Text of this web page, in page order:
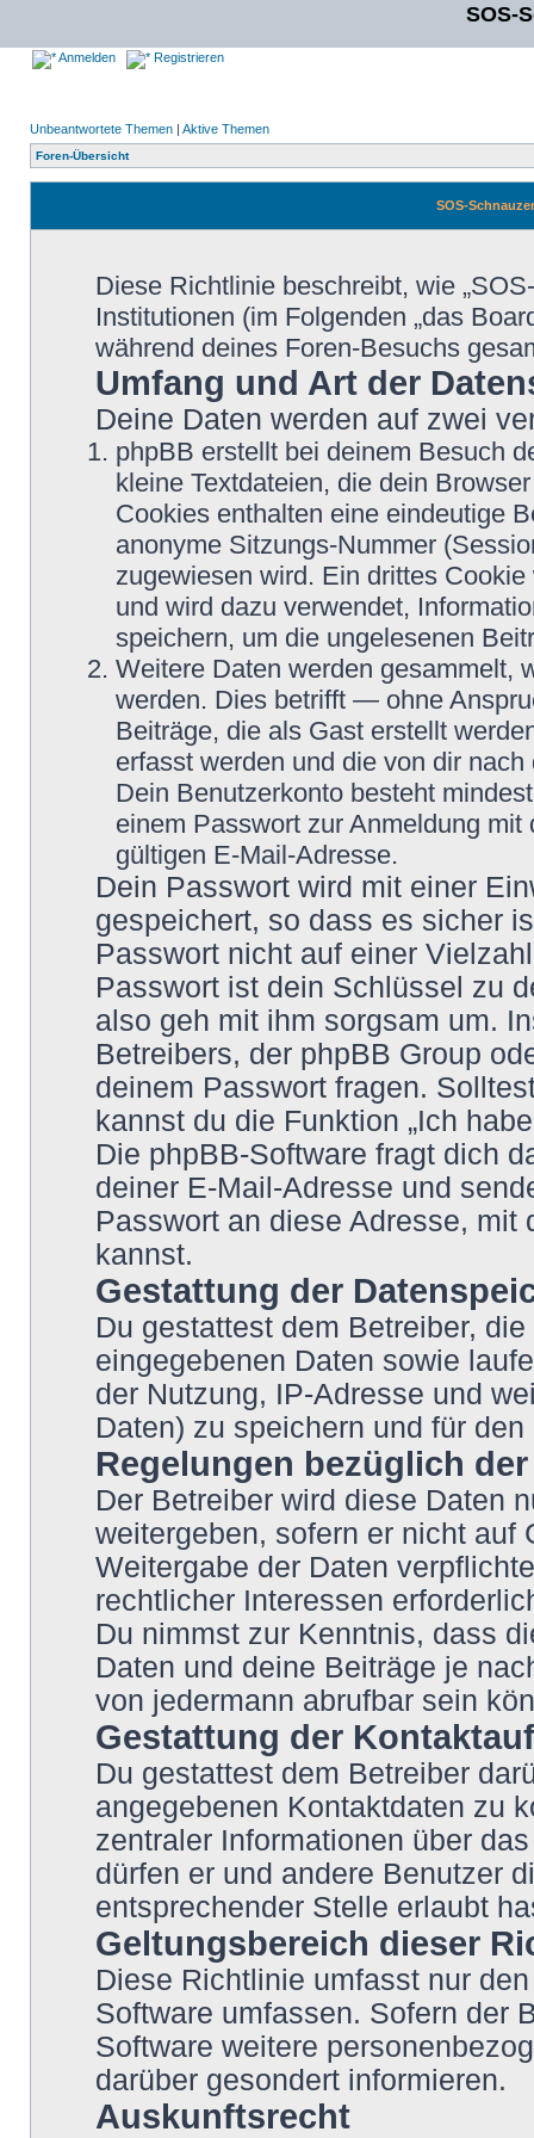
SOS-
Anmelden Registrieren
Unbeantwortete Themen | Aktive Themen
Foren-Übersicht
SOS-
Diese Richtlinie beschreibt, wie
Institutionen (im Folgenden „das
während deines Foren-Besuchs
Umfang und Art der
Deine Daten werden auf zwei
phpBB erstellt bei deinem Besuch
kleine Textdateien, die dein
Cookies enthalten eine eindeutige
anonyme Sitzungs-Nummer
zugewiesen wird. Ein drittes
und wird dazu verwendet,
speichern, um die ungelesenen
Weitere Daten werden gesammelt,
werden. Dies betrifft — ohne
Beiträge, die als Gast erstellt
erfasst werden und die von dir
Dein Benutzerkonto besteht
einem Passwort zur Anmeldung
gültigen E-Mail-Adresse.
Dein Passwort wird mit einer
gespeichert, so dass es sicher
Passwort nicht auf einer
Passwort ist dein Schlüssel zu
also geh mit ihm sorgsam um.
Betreibers, der phpBB Group
deinem Passwort fragen.
kannst du die Funktion „Ich
Die phpBB-Software fragt dich
deiner E-Mail-Adresse und
Passwort an diese Adresse, mit
kannst.
Gestattung der
Du gestattest dem Betreiber,
eingegebenen Daten sowie
der Nutzung, IP-Adresse und
Daten) zu speichern und für
Regelungen bezüglich
Der Betreiber wird diese Daten
weitergeben, sofern er nicht auf
Weitergabe der Daten
rechtlicher Interessen
Du nimmst zur Kenntnis, dass
Daten und deine Beiträge je
von jedermann abrufbar sein
Gestattung der
Du gestattest dem Betreiber
angegebenen Kontaktdaten zu
zentraler Informationen über
dürfen er und andere Benutzer
entsprechender Stelle erlaubt
Geltungsbereich dieser
Diese Richtlinie umfasst nur
Software umfassen. Sofern der
Software weitere
darüber gesondert informieren.
Auskunftsrecht